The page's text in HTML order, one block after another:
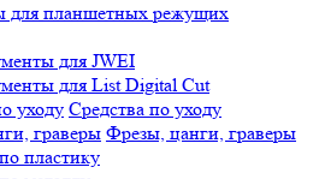
для планшетных режущих
для JWEI
для List Digital Cut
Средства по уходу
Фрезы, цанги, граверы
пластику